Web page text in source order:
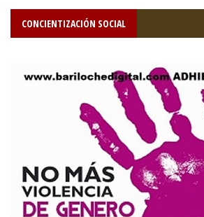
CONCIENTIZACIÓN SOCIAL